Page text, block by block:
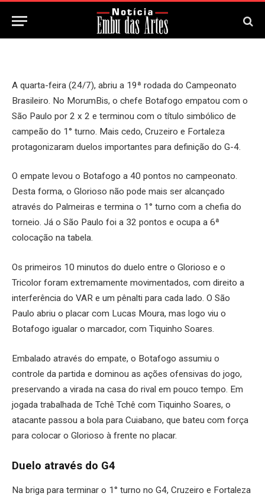
25 de Julho, 2024 Updated: 25 de Julho, 2024
A quarta-feira (24/7), abriu a 19ª rodada do Campeonato
Brasileiro. No MorumBis, o chefe Botafogo empatou com o
São Paulo por 2 x 2 e terminou com o título simbólico de
campeão do 1° turno. Mais cedo, Cruzeiro e Fortaleza
protagonizaram duelos importantes para definição do G-4.
O empate levou o Botafogo a 40 pontos no campeonato.
Desta forma, o Glorioso não pode mais ser alcançado
através do Palmeiras e termina o 1° turno com a chefia do
torneio. Já o São Paulo foi a 32 pontos e ocupa a 6ª
colocação na tabela.
Os primeiros 10 minutos do duelo entre o Glorioso e o
Tricolor foram extremamente movimentados, com direito a
interferência do VAR e um pênalti para cada lado. O São
Paulo abriu o placar com Lucas Moura, mas logo viu o
Botafogo igualar o marcador, com Tiquinho Soares.
Embalado através do empate, o Botafogo assumiu o
controle da partida e dominou as ações ofensivas do jogo,
preservando a virada na casa do rival em pouco tempo. Em
jogada trabalhada de Tchê Tchê com Tiquinho Soares, o
atacante passou a bola para Cuiabano, que bateu com força
para colocar o Glorioso à frente no placar.
Duelo através do G4
Na briga para terminar o 1° turno no G4, Cruzeiro e Fortaleza